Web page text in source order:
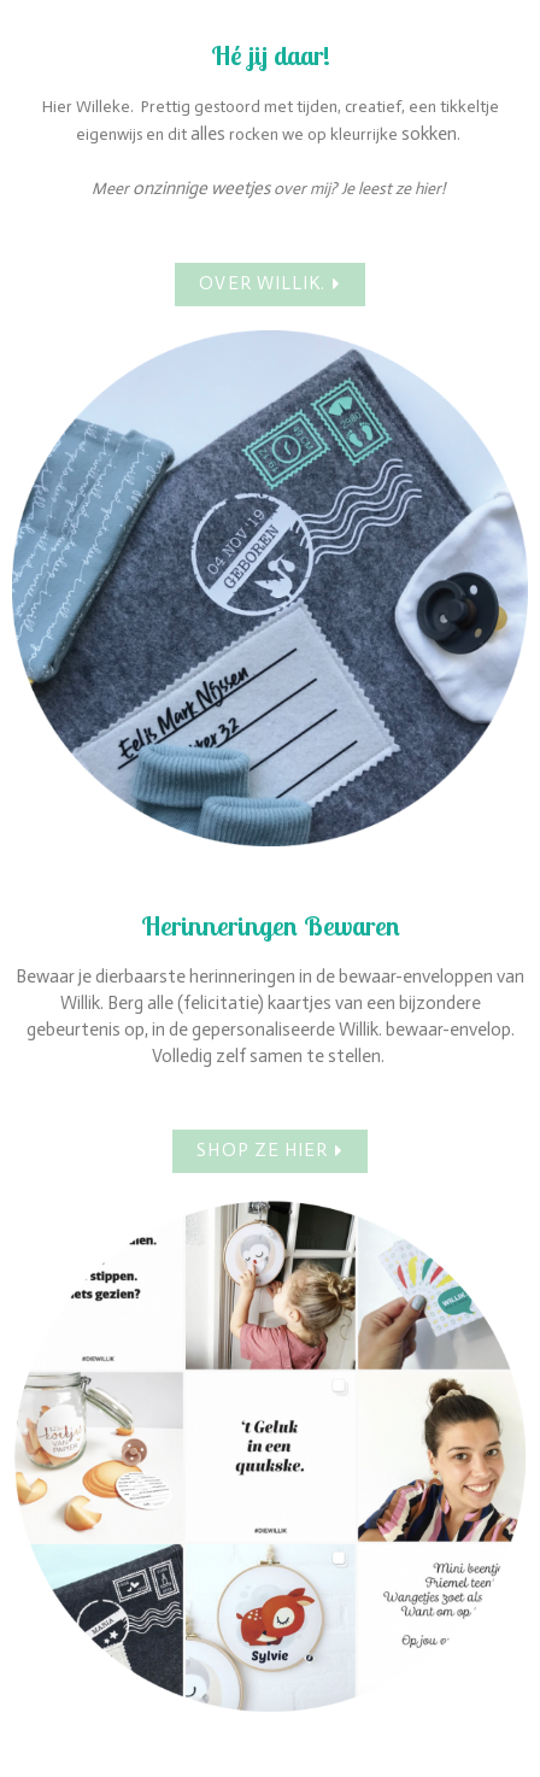
Hé jij daar!
Hier Willeke. Prettig gestoord met tijden, creatief, een tikkeltje
eigenwijs en ditalles rocken we op kleurrijke sokken.
Meeronzinnige weetjesover mij? Je leest ze hier!
OVER WILLIK.
Herinneringen Bewaren
Bewaar je dierbaarste herinneringen in de bewaar-enveloppen van
Willik. Berg alle (felicitatie) kaartjes van een bijzondere
gebeurtenis op, in de gepersonaliseerde Willik. bewaar-envelop.
Volledig zelf samen te stellen.
SHOP ZE HIER